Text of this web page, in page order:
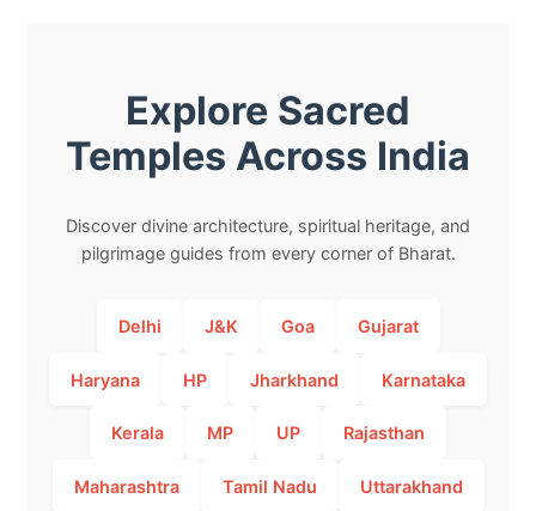
Explore Sacred
Temples Across India
Discover divine architecture, spiritual heritage, and
pilgrimage guides from every corner of Bharat.
Delhi J&K Goa Gujarat
Haryana HP Jharkhand Karnataka
Kerala MP UP Rajasthan
Maharashtra Tamil Nadu Uttarakhand